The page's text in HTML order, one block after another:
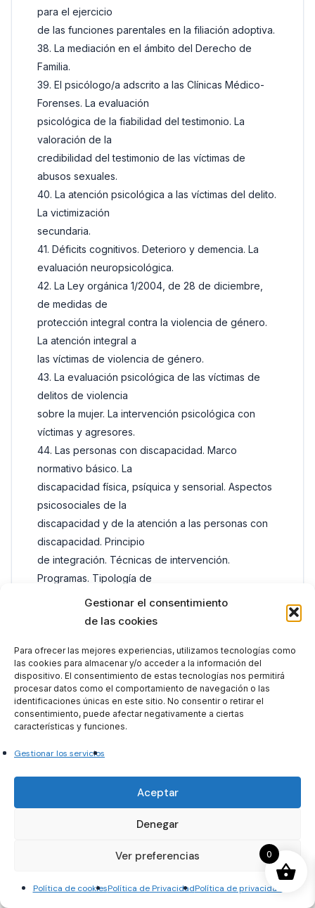
Gestionar el consentimiento
de las cookies
Para ofrecer las mejores experiencias, utilizamos tecnologías como
las cookies para almacenar y/o acceder a la información del
dispositivo. El consentimiento de estas tecnologías nos permitirá
procesar datos como el comportamiento de navegación o las
identificaciones únicas en este sitio. No consentir o retirar el
consentimiento, puede afectar negativamente a ciertas
características y funciones.
Gestionar los servicios
Aceptar
Denegar
Ver preferencias
Política de cookiesPolítica de PrivacidadPolítica de privacidad
para el ejercicio
de las funciones parentales en la filiación adoptiva.
38. La mediación en el ámbito del Derecho de
Familia.
39. El psicólogo/a adscrito a las Clínicas Médico-
Forenses. La evaluación
psicológica de la fiabilidad del testimonio. La
valoración de la
credibilidad del testimonio de las víctimas de
abusos sexuales.
40. La atención psicológica a las víctimas del delito.
La victimización
secundaria.
41. Déficits cognitivos. Deterioro y demencia. La
evaluación neuropsicológica.
42. La Ley orgánica 1/2004, de 28 de diciembre,
de medidas de
protección integral contra la violencia de género.
La atención integral a
las víctimas de violencia de género.
43. La evaluación psicológica de las víctimas de
delitos de violencia
sobre la mujer. La intervención psicológica con
víctimas y agresores.
44. Las personas con discapacidad. Marco
normativo básico. La
discapacidad física, psíquica y sensorial. Aspectos
psicosociales de la
discapacidad y de la atención a las personas con
discapacidad. Principio
de integración. Técnicas de intervención.
Programas. Tipología de
centros y recursos.
Técnico en Psicología Consellería
45. La valoración del grado de la discapacidad. Los
equipos de
valoración y orientación para personas con
discapacidad. Papel del psicólogo.
Marco formativo
básico. Aspectos psicosociales de los trastornos
mentales y atención a
personas con trastorno mental grave. Principales
trastornos mentales. Principio de rehabilitación y
El nuevo paradigma de la recuperación. La
0